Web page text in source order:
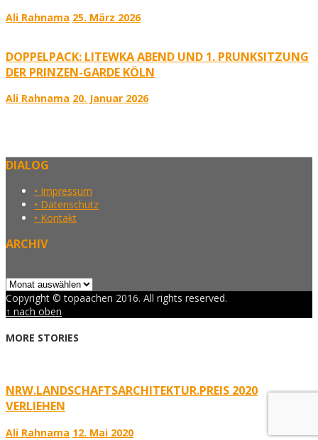
Ali Rahnama 25. März 2026
DOPPELPACK: LITEWKA ABEND UND 1. PRUNKSITZUNG
DER PRINZEN-GARDE KÖLN
Ali Rahnama 20. Januar 2026
DIALOG
• Impressum
• Datenschutz
• Kontakt
ARCHIV
Copyright © topaachen 2016. All rights reserved.
↑ nach oben
MORE STORIES
NRW.LANDSCHAFTSARCHITEKTUR.PREIS 2020
VERLIEHEN
Ali Rahnama 12. Mai 2020